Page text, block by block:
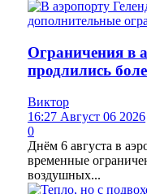
Ограничения в
продлились
Виктор
16:27 Август 06 2026
0
Днём 6 августа в
временные
воздушных...